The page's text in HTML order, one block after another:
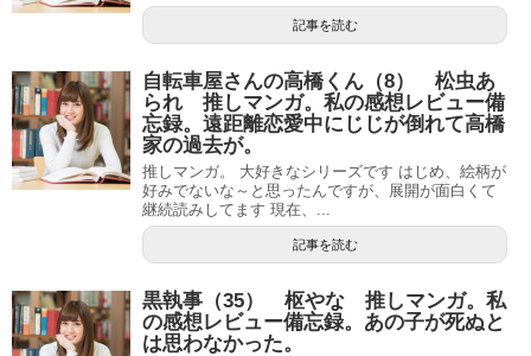
記事を読む
自転車屋さんの高橋くん（8） 松虫あ
られ 推しマンガ。私の感想レビュー備
忘録。遠距離恋愛中にじじが倒れて高橋
家の過去が。
推しマンガ。 大好きなシリーズです はじめ、絵柄が
好みでないな～と思ったんですが、展開が面白くて
継続読みしてます 現在、...
記事を読む
黒執事（35） 枢やな 推しマンガ。私
の感想レビュー備忘録。あの子が死ぬと
は思わなかった。